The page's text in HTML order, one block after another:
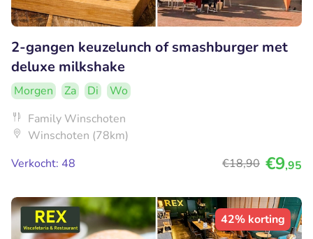
2-gangen keuzelunch of smashburger met
deluxe milkshake
Morgen Za Di
Wo
Family Winschoten
Winschoten (78km)
Verkocht: 48
€18,90 €9,95
42% korting